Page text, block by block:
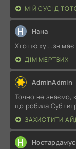
МІЙ СУСІД
Н Нана
Хто цю ху....знімає
ДІМ МЕРТВИХ
AdminAdmin
Точно не знаємо,
що робила
ЗАХИСТИТИ
Н Ностардамус